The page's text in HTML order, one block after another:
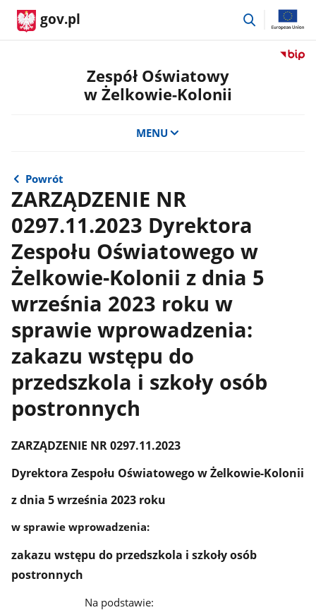
gov.pl
przejdź
Przejdź
Zespół Oświatowy
w Żelkowie-Kolonii
MENU
Powrót
ZARZĄDZENIE NR
0297.11.2023 Dyrektora
Zespołu Oświatowego w
Żelkowie-Kolonii z dnia 5
września 2023 roku w
sprawie wprowadzenia:
zakazu wstępu do
przedszkola i szkoły osób
postronnych
ZARZĄDZENIE NR 0297.11.2023
Dyrektora Zespołu Oświatowego w Żelkowie-Kolonii
z dnia 5 września 2023 roku
w sprawie wprowadzenia:
zakazu wstępu do przedszkola i szkoły osób
postronnych
Na podstawie: